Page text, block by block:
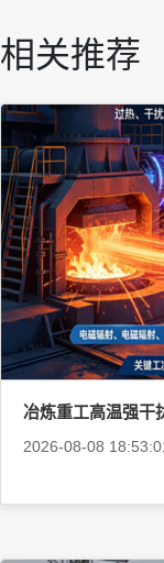
相关推荐
2026-08-08